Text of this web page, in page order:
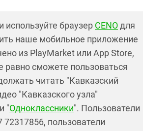
используйте браузер CENOдля
наше мобильное приложение
из PlayMarket или App Store,
равно сможете пользоваться
читать "Кавказский
"Кавказского узла"
"Одноклассники". Пользователи
пользователи